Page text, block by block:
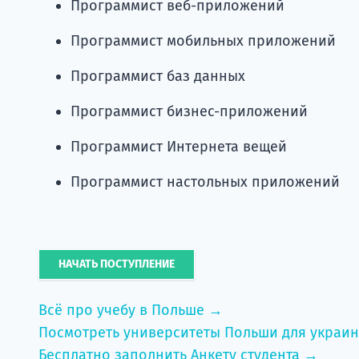
Программист веб-приложений
Программист мобильных приложений
Программист баз данных
Программист бизнес-приложений
Программист Интернета вещей
Программист настольных приложений
НАЧАТЬ ПОСТУПЛЕНИЕ
Всё про учебу в Польше →
Посмотреть университеты Польши для
Бесплатно заполнить Анкету студента →